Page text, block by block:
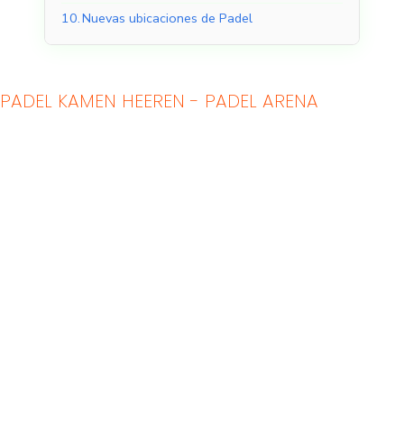
10.Nuevas ubicaciones de Padel
PADEL KAMEN HEEREN - PADEL ARENA
Pistas de pádel
Pistas de pádel al aire